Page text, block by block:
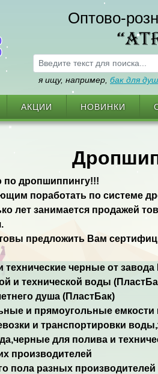
Оптово-
я ищу, например, бак для
АКЦИИ НОВИНКИ
по дропшиппингу!!!
поработать по системе
лет занимается продажей
предложить Вам
черные от завода
и технической воды
душа (ПластБак)
и прямоугольные
и транспортировки
для полива и
производителей
пола разных производителей